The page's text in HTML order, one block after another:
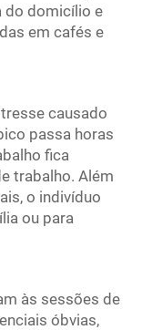
do domicílio e
em cafés e
causado
passa horas
fica
trabalho. Além
o indivíduo
ou para
às sessões de
óbvias,